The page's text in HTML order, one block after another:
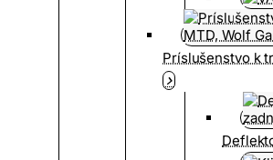
Príslušenstvo k